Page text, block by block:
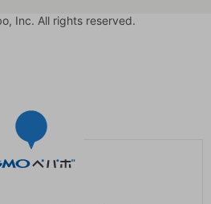
Inc. All rights reserved.